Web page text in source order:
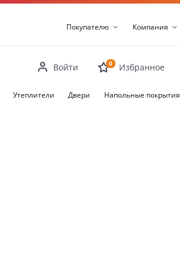
Покупателю Компания
Войти 0 Избранное
Утеплители Двери Напольные покрытия